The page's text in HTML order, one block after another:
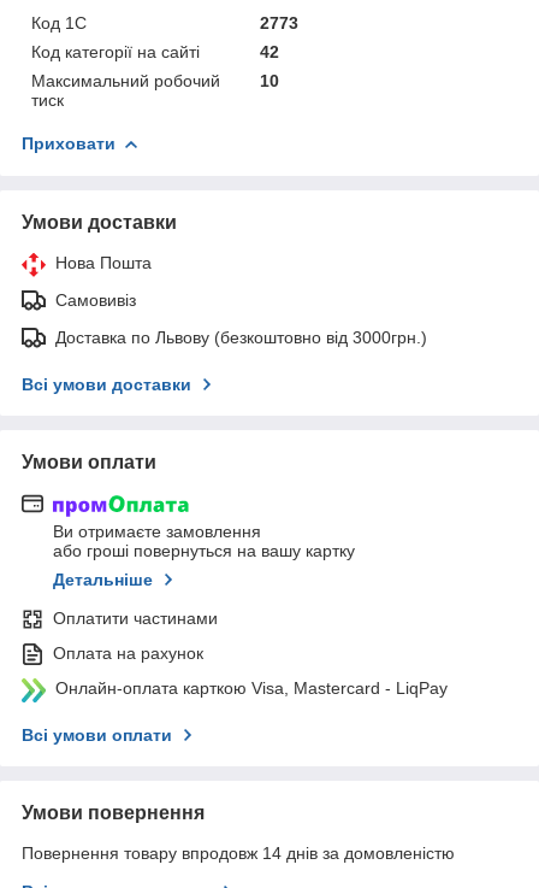
Код 1С
2773
Код категорії на сайті
42
Максимальний робочий
тиск
10
Приховати
Умови доставки
Нова Пошта
Самовивіз
Доставка по Львову (безкоштовно від 3000грн.)
Всі умови доставки
Умови оплати
Ви отримаєте замовлення
або гроші повернуться на вашу картку
Детальніше
Оплатити частинами
Оплата на рахунок
Онлайн-оплата карткою Visa, Mastercard - LiqPay
Всі умови оплати
Умови повернення
Повернення товару впродовж 14 днів за домовленістю